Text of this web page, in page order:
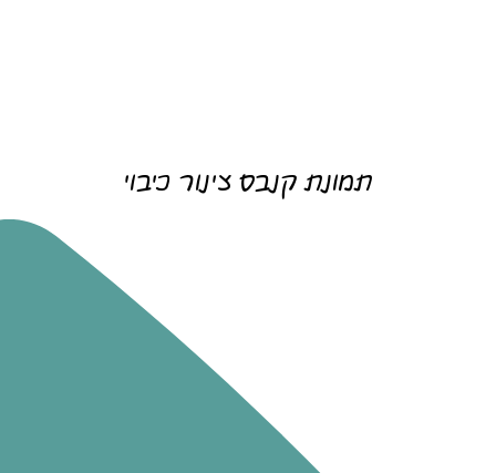
תמונת קנבס צינור כיבוי